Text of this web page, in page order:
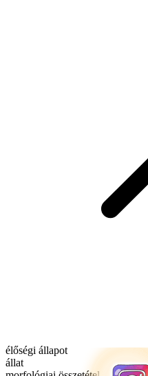
élőségi állapot
állat